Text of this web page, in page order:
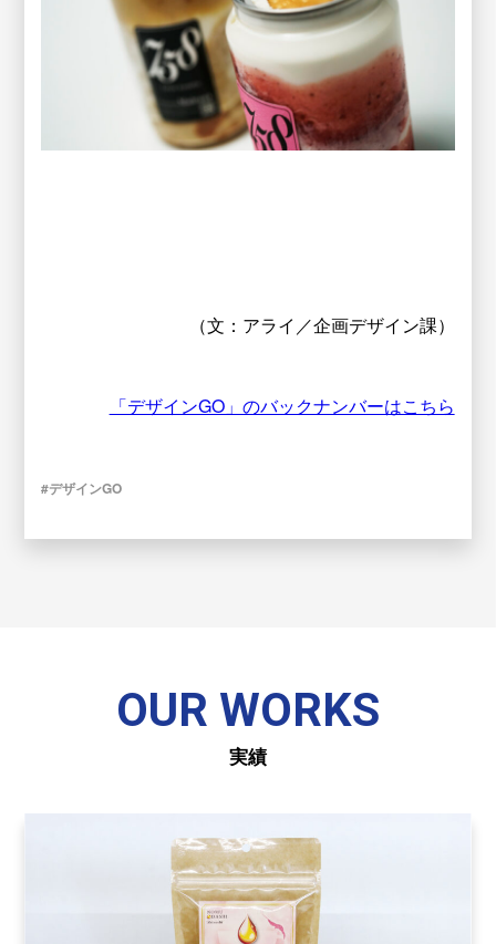
（文：アライ／企画デザイン課）
「デザインGO」のバックナンバーはこちら
#デザインGO
OUR WORKS
実績